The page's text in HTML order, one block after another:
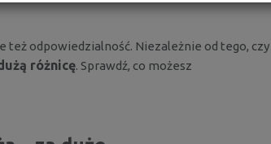
odpowiedzialność. Niezależnie od tego, czy
różnicę. Sprawdź, co możesz